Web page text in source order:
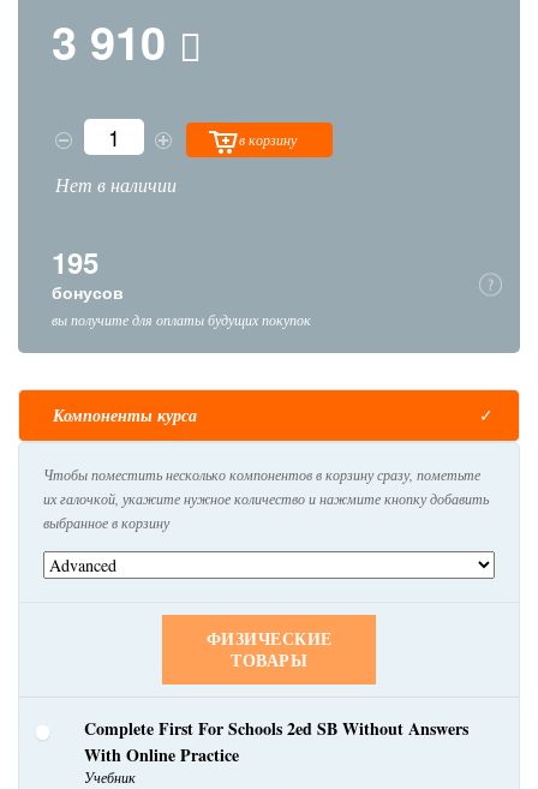
3 910
в корзину
Нет в наличии
195
бонусов
вы получите для оплаты будущих покупок
Компоненты курса
Чтобы поместить несколько компонентов в корзину сразу, пометьте
их галочкой, укажите нужное количество и нажмите кнопку добавить
выбранное в корзину
ФИЗИЧЕСКИЕ
ТОВАРЫ
Complete First For Schools 2ed SB Without Answers
With Online Practice
Учебник